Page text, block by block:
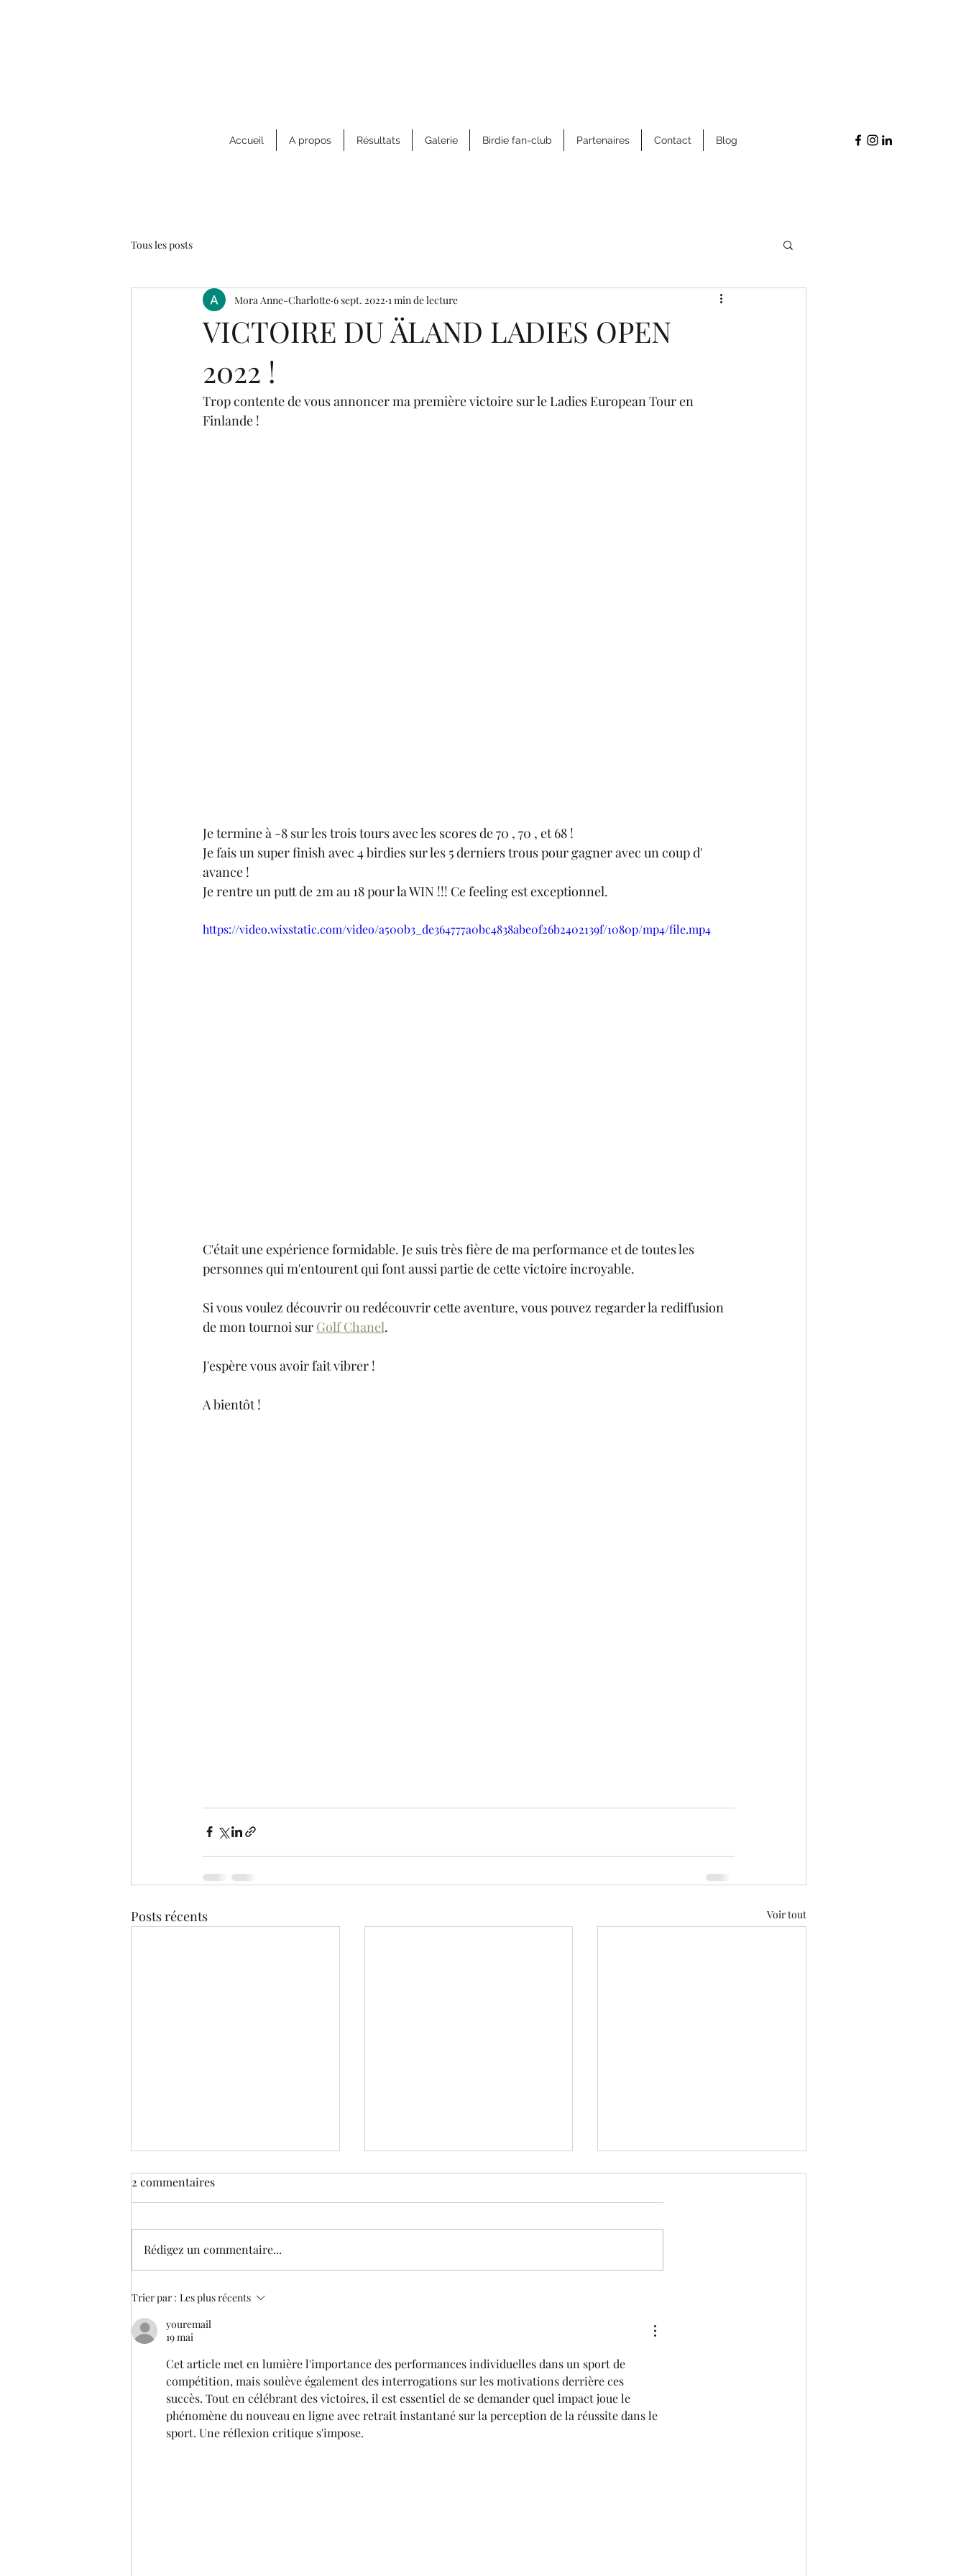
Accueil A propos Résultats Galerie Birdie fan-club Partenaires Contact Blog
Tous les posts
VICTOIRE DU ÄLAND LADIES OPEN
2022 !
Mora Anne-Charlotte 6 sept. 2022 1 min de lecture
Trop contente de vous annoncer ma première victoire sur le Ladies European Tour en
Finlande !
Je termine à -8 sur les trois tours avec les scores de 70 , 70 , et 68 !
Je fais un super finish avec 4 birdies sur les 5 derniers trous pour gagner avec un coup d'
avance !
Je rentre un putt de 2m au 18 pour la WIN !!! Ce feeling est exceptionnel.
https://video.wixstatic.com/video/a500b3_de364777a0bc4838abe0f26b2402139f/1080p/mp4/file.mp4
C'était une expérience formidable. Je suis très fière de ma performance et de toutes les
personnes qui m'entourent qui font aussi partie de cette victoire incroyable.
Si vous voulez découvrir ou redécouvrir cette aventure, vous pouvez regarder la rediffusion
de mon tournoi sur Golf Chanel.
J'espère vous avoir fait vibrer !
A bientôt !
Posts récents Voir tout
Trust Golf Asian Mixed Cup &
2 commentaires
Rédigez un commentaire...
Trier par : Les plus récents
youremail
19 mai
Cet article met en lumière l'importance des performances individuelles dans un sport de
compétition, mais soulève également des interrogations sur les motivations derrière ces
succès. Tout en célébrant des victoires, il est essentiel de se demander quel impact joue le
phénomène du nouveau en ligne avec retrait instantané sur la perception de la réussite dans le
sport. Une réflexion critique s'impose.